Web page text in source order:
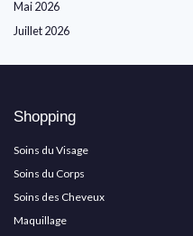
Mai 2026
Juillet 2026
Shopping
Soins du Visage
Soins du Corps
Soins des Cheveux
Maquillage